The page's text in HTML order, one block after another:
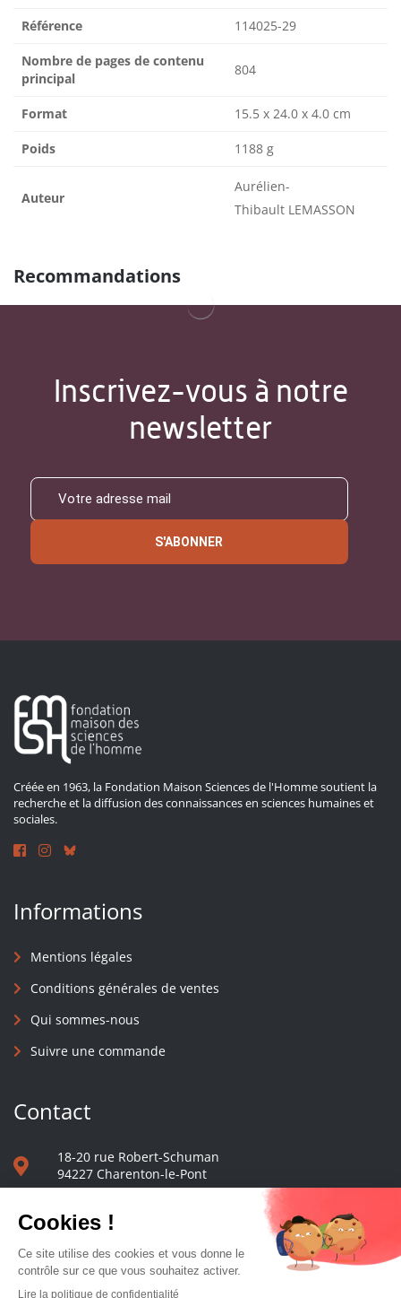
Référence 114025-29
Nombre de pages de contenu
principal
804
Format 15.5 x 24.0 x 4.0 cm
Poids 1188 g
Auteur
Aurélien-
Thibault LEMASSON
Recommandations
Inscrivez-vous à notre
newsletter
S'ABONNER
Créée en 1963, la Fondation Maison Sciences de l'Homme soutient la
recherche et la diffusion des connaissances en sciences humaines et
sociales.
Informations
Mentions légales
Conditions générales de ventes
Qui sommes-nous
Suivre une commande
Contact
18-20 rue Robert-Schuman
94227 Charenton-le-Pont